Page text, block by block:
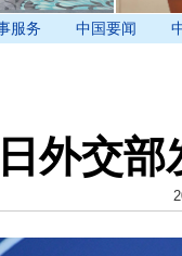
服务 中国要闻
外交